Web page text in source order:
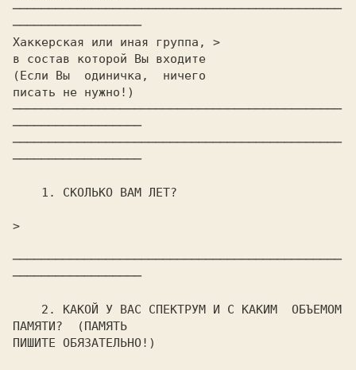
──────────────────────────────────────────────
──────────────────
Хаккерская или иная группа, >
в состав которой Вы входите
(Если Вы  одиничка,  ничего
писать не нужно!)
──────────────────────────────────────────────
──────────────────
──────────────────────────────────────────────
──────────────────
>
──────────────────────────────────────────────
──────────────────
ПАМЯТИ?  (ПАМЯТЬ
ПИШИТЕ ОБЯЗАТЕЛЬНО!)